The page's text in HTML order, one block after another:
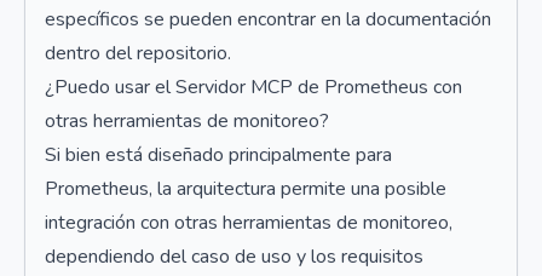
específicos se pueden encontrar en la documentación
dentro del repositorio.
¿Puedo usar el Servidor MCP de Prometheus con
otras herramientas de monitoreo?
Si bien está diseñado principalmente para
Prometheus, la arquitectura permite una posible
integración con otras herramientas de monitoreo,
dependiendo del caso de uso y los requisitos